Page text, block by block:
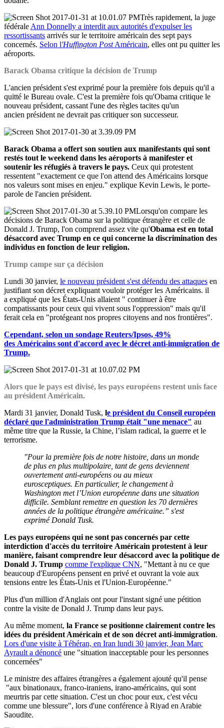
Très rapidement, la juge
fédérale Ann Donnelly a interdit aux autorités d'expulser les
ressortissants arrivés sur le territoire américain des sept pays
concernés. Selon l'Huffington PostAméricain, elles ont pu quitter les
aéroports.
Barack Obama critique la décision de Trump
L'ancien président s'est exprimé pour la première fois depuis qu'il a
quitté le Bureau ovale. C'est la première fois qu'Obama critique le
nouveau président, cassant l'une des règles tacites qu'un
ancien président ne devrait pas critiquer son successeur.
Barack Obama a offert son soutien aux manifestants qui sont
restés tout le weekend dans les aéroports à manifester et
soutenir les réfugiés à travers le pays. Ceux qui protestent
ressentent "exactement ce que l'on attend des Américains lorsque
nos valeurs sont mises en enjeu." explique Kevin Lewis, le porte-
parole de l'ancien président.
Lorsqu'on compare les
décisions de Barack Obama sur la politique étrangère et celle de
Donald J. Trump, l'on comprend assez vite qu'Obama est en total
désaccord avec Trump en ce qui concerne la discrimination des
individus en fonction de leur religion.
Trump campe sur ça décision
Lundi 30 janvier, le nouveau président s'est défendu des attaques en
justifiant son décret expliquant vouloir protéger les Américains. il
a expliqué que les États-Unis allaient " continuerà être
compatissants pour ceux qui vivent sous l'oppression" mais qu'il
ferait cela en "protégeant nos propres citoyens and nos frontières".
Cependant, selon un sondage Reuters/Ipsos, 49%
des Américains sont d'accord avec le décret anti-immigration de
Trump.
Alors que le pays est divisé, les pays européens restent unis face
au président Américain.
Mardi 31 janvier, Donald Tusk, le président du Conseil européen
déclaré que l'administration Trump était "une menace" au
même titre que la Russie, la Chine, l’islam radical, la guerre et le
terrorisme.
"Pour la première fois de notre histoire, dans un monde
de plus en plus multipolaire, tant de gens deviennent
ouvertement anti-européens ou au mieux
eurosceptiques. En particulier, le changement à
Washington met l’Union européenne dans une situation
difficile. Semblant remettre en question les 70 dernières
années de la politique étrangère américaine.” s'est
exprimé Donald Tusk.
Les pays européens qui ne sont pas concernés par cette
interdiction d'accès du territoire Américain protestent à leur
manière, faisant comprendre leur désaccord avec la politique de
Donald J. Trump comme l'explique CNN, "Mettant à nu ce que
beaucoup d'Européens pensent en privé et ouvrant la voie aux
tensions entre les États-Unis et l'Union-Européenne."
Plus d'un million d'Anglais ont pour l'instant signé une pétition
contre la visite de Donald J. Trump dans leur pays.
Au même moment, la France se positionne clairement contre les
idées du président Américain et de son décret anti-immigration.
Lors d'une visite à Téhéran, en Iran lundi 30 janvier, Jean Marc
Ayrault a dénoncé une "situation inacceptable pour les personnes
concernées"
Le ministre des affaires étrangères a également ajouté qu'il pense
"aux binationaux, franco-iraniens, irano-américains, qui sont
meurtris par cette situation. C'est un choc pour eux, c'est vécu
comme une blessure", lors d'une conférence à Riyad en Arabie
Saoudite.